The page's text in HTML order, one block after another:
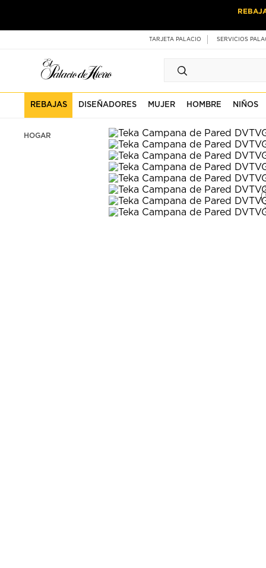
TARJETA PALACIO SERVICIOS
REBAJAS DISEÑADORES MUJER HOMBRE NIÑOS
HOGAR